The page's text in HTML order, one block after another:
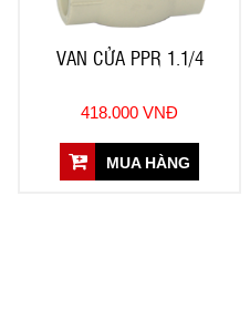
VAN CỬA PPR 1.1/4
418.000 VNĐ
MUA HÀNG